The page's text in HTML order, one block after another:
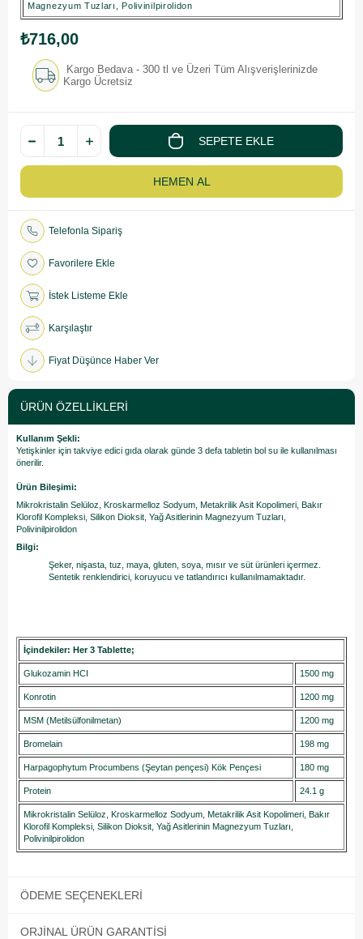
Magnezyum Tuzları, Polivinilpirolidon
₺716,00
Kargo Bedava - 300 tl ve Üzeri Tüm Alışverişlerinizde
Kargo Ücretsiz
Telefonla Sipariş
Favorilere Ekle
İstek Listeme Ekle
Karşılaştır
Fiyat Düşünce Haber Ver
ÜRÜN ÖZELLIKLERI
Kullanım Şekli:
Yetişkinler için takviye edici gıda olarak günde 3 defa tabletin bol su ile kullanılması
önerilir.
Ürün Bileşimi:
Mikrokristalin Selüloz, Kroskarmelloz Sodyum, Metakrilik Asit Kopolimeri, Bakır
Klorofil Kompleksi, Silikon Dioksit, Yağ Asitlerinin Magnezyum Tuzları,
Polivinilpirolidon
Bilgi:
Şeker, nişasta, tuz, maya, gluten, soya, mısır ve süt ürünleri içermez.
Sentetik renklendirici, koruyucu ve tatlandırıcı kullanılmamaktadır.
İçindekiler: Her 3 Tablette;
Glukozamin HCI 1500 mg
Konrotin 1200 mg
MSM (Metilsülfonilmetan) 1200 mg
Bromelain 198 mg
Harpagophytum Procumbens (Şeytan pençesi) Kök Pençesi 180 mg
Protein 24.1 g
Mikrokristalin Selüloz, Kroskarmelloz Sodyum, Metakrilik Asit Kopolimeri, Bakır
Klorofil Kompleksi, Silikon Dioksit, Yağ Asitlerinin Magnezyum Tuzları,
Polivinilpirolidon
ÖDEME SEÇENEKLERI
ORJINAL ÜRÜN GARANTISI